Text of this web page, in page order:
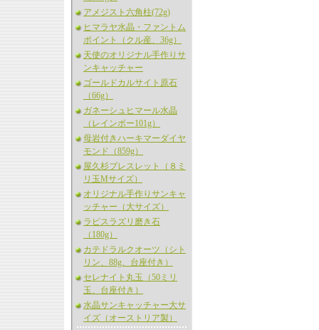
アメジスト六角柱(72g)
ヒマラヤ水晶・ファントム
ポイント（クル産、36g）
天使のオリジナル手作りサ
ンキャッチャー
ゴールドカルサイト原石
（66g）
ガネーシュヒマール水晶
（レインボー101g）
母岩付きハーキマーダイヤ
モンド（859g）
屋久杉ブレスレット（８ミ
リ玉Mサイズ）
オリジナル手作りサンキャ
ッチャー（大サイズ）
ラピスラズリ磨き石
（180g）
カテドラルクオーツ（シト
リン、88g、台座付き）
セレナイト丸玉（50ミリ
玉、台座付き）
水晶サンキャッチャー大サ
イズ（オーストリア製）